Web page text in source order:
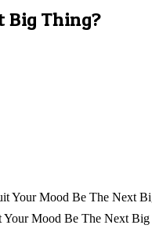
Big Thing?
Your Mood Be The Next
Your Mood Be The Next Big